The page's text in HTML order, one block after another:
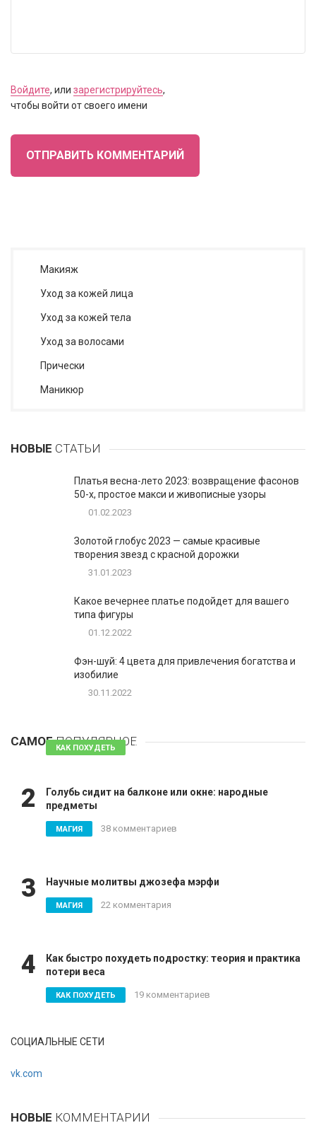
Войдите, или зарегистрируйтесь,
чтобы войти от своего имени
ОТПРАВИТЬ КОММЕНТАРИЙ
Макияж
Уход за кожей лица
Уход за кожей тела
Уход за волосами
Прически
Маникюр
НОВЫЕ СТАТЬИ
Платья весна-лето 2023: возвращение фасонов
50-х, простое макси и живописные узоры
01.02.2023
Золотой глобус 2023 — самые красивые
творения звезд с красной дорожки
31.01.2023
Какое вечернее платье подойдет для вашего
типа фигуры
01.12.2022
Фэн-шуй: 4 цвета для привлечения богатства и
изобилие
30.11.2022
САМОЕПОПУЛЯРНОЕ
КАК ПОХУДЕТЬ 81 комментарий
2
Голубь сидит на балконе или окне: народные
предметы
МАГИЯ 38 комментариев
3 Научные молитвы джозефа мэрфи
МАГИЯ 22 комментария
4
Как быстро похудеть подростку: теория и практика
потери веса
КАК ПОХУДЕТЬ 19 комментариев
СОЦИАЛЬНЫЕ СЕТИ
vk.com
НОВЫЕ КОММЕНТАРИИ